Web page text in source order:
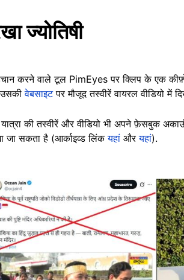
ज्योतिषी
करने वाले टूल PimEyes पर क्लिप के एक
उसकीवेबसाइटपर मौजूद तस्वीरें वायरल वीडियो में
की तस्वीरें और वीडियो भी अपने फ़ेसबुक
जा सकता है (आर्काइव्ड लिंकयहां औरयहां).